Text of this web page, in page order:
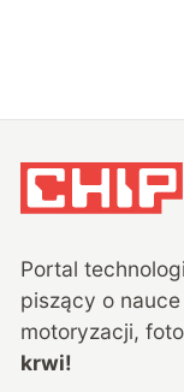
Portal
piszący o
motoryzacji,
krwi!